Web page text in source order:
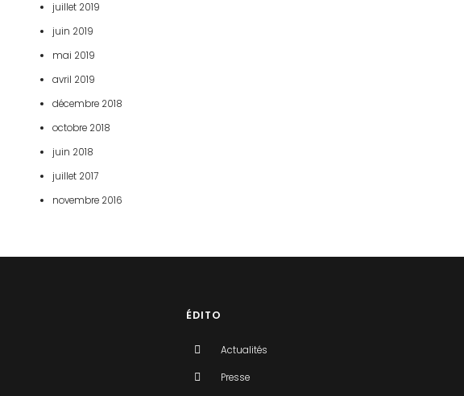
juillet 2019
juin 2019
mai 2019
avril 2019
décembre 2018
octobre 2018
juin 2018
juillet 2017
novembre 2016
ÉDITO
Actualités
Presse